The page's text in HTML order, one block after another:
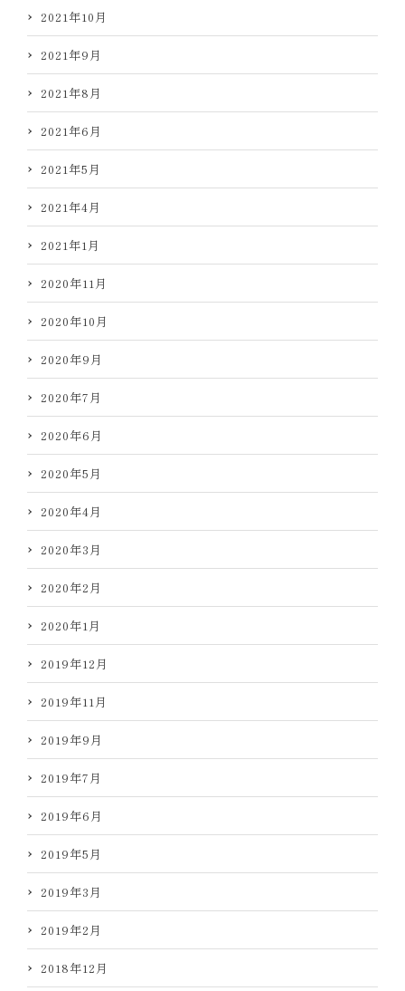
2021年10月
2021年9月
2021年8月
2021年6月
2021年5月
2021年4月
2021年1月
2020年11月
2020年10月
2020年9月
2020年7月
2020年6月
2020年5月
2020年4月
2020年3月
2020年2月
2020年1月
2019年12月
2019年11月
2019年9月
2019年7月
2019年6月
2019年5月
2019年3月
2019年2月
2018年12月